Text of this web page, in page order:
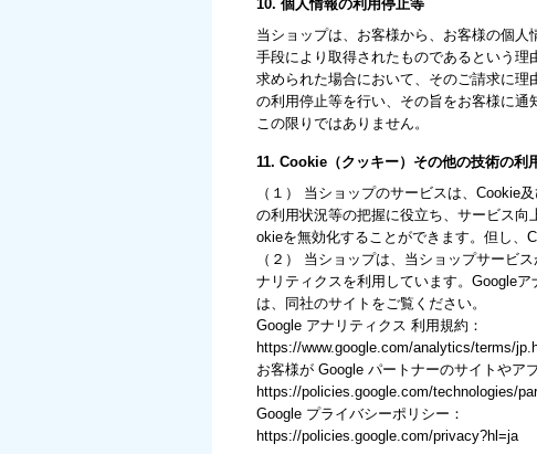
10. 個人情報の利用停止等
当ショップは、お客様から、お客様の個
手段により取得されたものであるという
求められた場合において、そのご請求に
の利用停止等を行い、その旨をお客様に通
この限りではありません。
11. Cookie（クッキー）その他の技術の利
（１） 当ショップのサービスは、Cookie
の利用状況等の把握に役立ち、サービス
okieを無効化することができます。但し、
（２） 当ショップは、当ショップサービ
ナリティクスを利用しています。Google
は、同社のサイトをご覧ください。
Google アナリティクス 利用規約：
https://www.google.com/analytics/terms/
お客様が Google パートナーのサイトやア
https://policies.google.com/technologies/
Google プライバシーポリシー：
https://policies.google.com/privacy?hl=ja